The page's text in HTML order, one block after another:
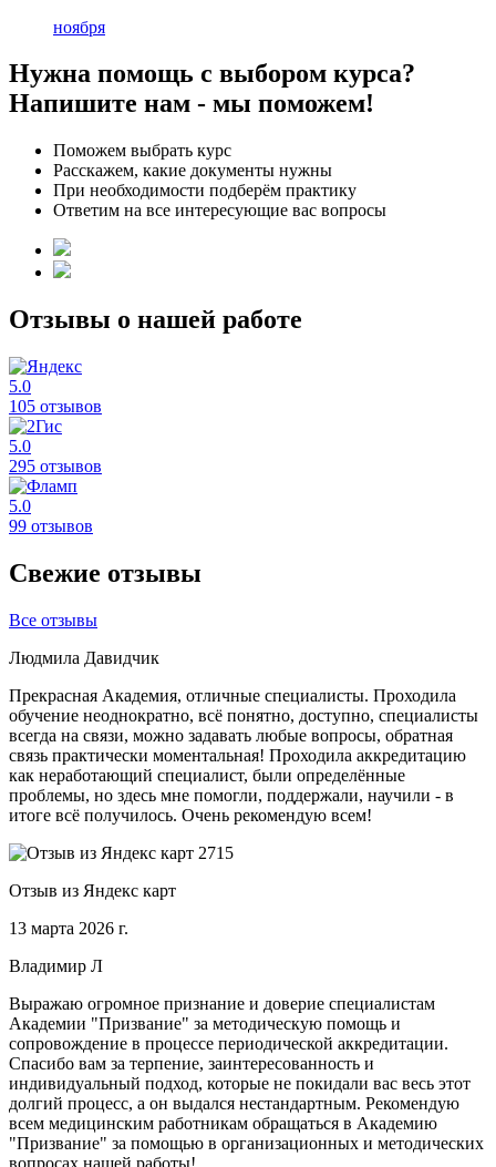
ноября
Нужна помощь с выбором курса?
Напишите нам - мы поможем!
Поможем выбрать курс
Расскажем, какие документы нужны
При необходимости подберём практику
Ответим на все интересующие вас вопросы
Отзывы о нашей работе
5.0
105 отзывов
5.0
295 отзывов
5.0
99 отзывов
Свежие отзывы
Все отзывы
Людмила Давидчик
Прекрасная Академия, отличные специалисты. Проходила
обучение неоднократно, всё понятно, доступно, специалисты
всегда на связи, можно задавать любые вопросы, обратная
связь практически моментальная! Проходила аккредитацию
как неработающий специалист, были определённые
проблемы, но здесь мне помогли, поддержали, научили - в
итоге всё получилось. Очень рекомендую всем!
Отзыв из Яндекс карт
13 марта 2026 г.
Владимир Л
Выражаю огромное признание и доверие специалистам
Академии "Призвание" за методическую помощь и
сопровождение в процессе периодической аккредитации.
Спасибо вам за терпение, заинтересованность и
индивидуальный подход, которые не покидали вас весь этот
долгий процесс, а он выдался нестандартным. Рекомендую
всем медицинским работникам обращаться в Академию
"Призвание" за помощью в организационных и методических
вопросах нашей работы!